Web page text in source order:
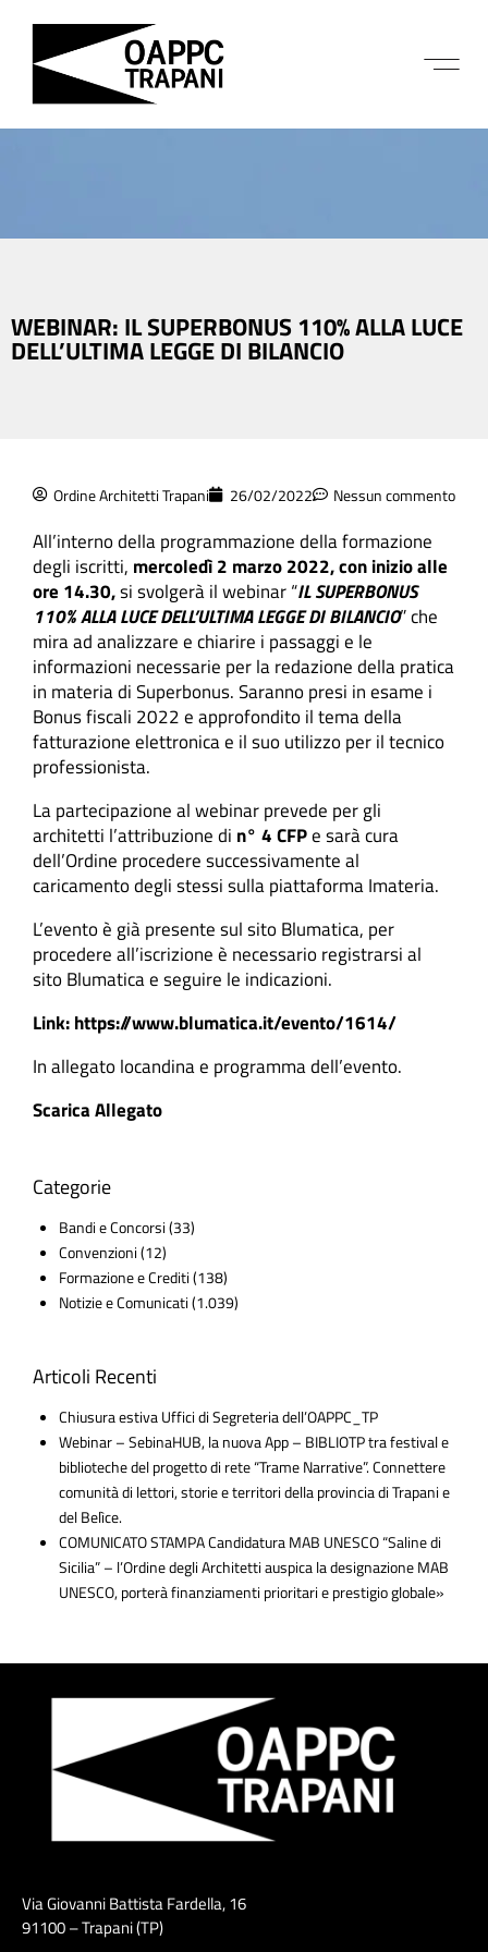
WEBINAR: IL SUPERBONUS 110% ALLA LUCE
DELL’ULTIMA LEGGE DI BILANCIO
Ordine Architetti Trapani 26/02/2022 Nessun commento
All’interno della programmazione della formazione
degli iscritti, mercoledì 2 marzo 2022, con inizio alle
ore 14.30,si svolgerà il webinar “IL SUPERBONUS
110% ALLA LUCE DELL’ULTIMA LEGGE DI BILANCIO” che
mira ad analizzare e chiarire i passaggi e le
informazioni necessarie per la redazione della pratica
in materia di Superbonus. Saranno presi in esame i
Bonus fiscali 2022 e approfondito il tema della
fatturazione elettronica e il suo utilizzo per il tecnico
professionista.
La partecipazione al webinar prevede per gli
architetti l’attribuzione di n° 4 CFPe sarà cura
dell’Ordine procedere successivamente al
caricamento degli stessi sulla piattaforma Imateria.
L’evento è già presente sul sito Blumatica, per
procedere all’iscrizione è necessario registrarsi al
sito Blumatica e seguire le indicazioni.
Link: https://www.blumatica.it/evento/1614/
In allegato locandina e programma dell’evento.
Scarica Allegato
Categorie
Bandi e Concorsi(33)
Convenzioni(12)
Formazione e Crediti(138)
Notizie e Comunicati(1.039)
Articoli Recenti
Chiusura estiva Uffici di Segreteria dell’OAPPC_TP
Webinar – SebinaHUB, la nuova App – BIBLIOTP tra festival e
biblioteche del progetto di rete “Trame Narrative”. Connettere
comunità di lettori, storie e territori della provincia di Trapani e
del Belìce.
COMUNICATO STAMPA Candidatura MAB UNESCO “Saline di
Sicilia” – l’Ordine degli Architetti auspica la designazione MAB
UNESCO, porterà finanziamenti prioritari e prestigio globale»
Via Giovanni Battista Fardella, 16
91100 – Trapani (TP)